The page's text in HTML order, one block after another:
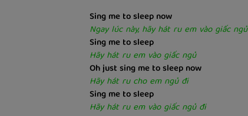
Sing me to sleep now
Ngay lúc này, hãy hát ru em vào giấc ngủ
Sing me to sleep
Hãy hát ru em vào giấc ngủ
Oh just sing me to sleep now
Hãy hát ru cho em ngủ đi
Sing me to sleep
Hãy hát ru em vào giấc ngủ đi